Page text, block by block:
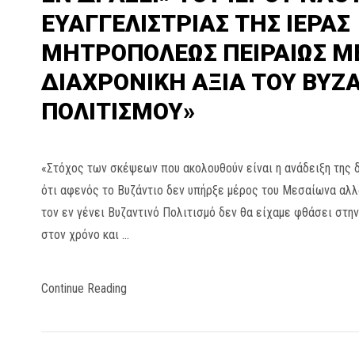
ΕΥΑΓΓΕΛΙΣΤΡΙΑΣ ΤΗΣ ΙΕΡΑΣ
ΜΗΤΡΟΠΟΛΕΩΣ ΠΕΙΡΑΙΩΣ
ΔΙΑΧΡΟΝΙΚΗ ΑΞΙΑ ΤΟΥ
ΠΟΛΙΤΙΣΜΟΥ»
«Στόχος των σκέψεων που ακολουθούν είναι η ανάδειξη της
ότι αφενός το Βυζάντιο δεν υπήρξε μέρος του Μεσαίωνα
τον εν γένει Βυζαντινό Πολιτισμό δεν θα είχαμε φθάσει
στον χρόνο και …
Continue Reading